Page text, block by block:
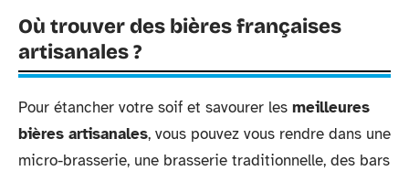
Où trouver des bières françaises
artisanales ?
Pour étancher votre soif et savourer les meilleures
bières artisanales, vous pouvez vous rendre dans une
micro-brasserie, une brasserie traditionnelle, des bars